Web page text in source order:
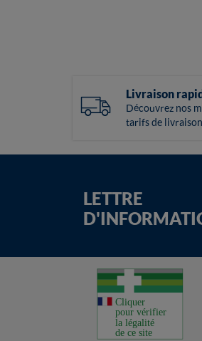
Livraison
Découvrez nos
tarifs de
LETTRE